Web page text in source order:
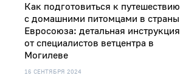
16 СЕНТЯБРЯ 2024
Как подготовиться к путешествию
с домашними питомцами в страны
Евросоюза: детальная инструкция
от специалистов ветцентра в
Могилеве